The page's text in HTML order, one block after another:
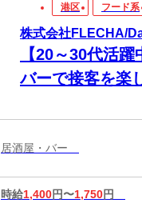
港区 フード系
株式会社FLECHA/
【20～30代活
バーで接客を楽
居酒屋・バー
時給1,400円〜1,750円